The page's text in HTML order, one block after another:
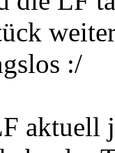
:/
aktuell